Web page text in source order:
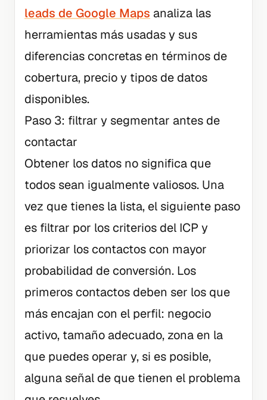
leads de Google Maps analiza las
herramientas más usadas y sus
diferencias concretas en términos de
cobertura, precio y tipos de datos
disponibles.
Paso 3: filtrar y segmentar antes de
contactar
Obtener los datos no significa que
todos sean igualmente valiosos. Una
vez que tienes la lista, el siguiente paso
es filtrar por los criterios del ICP y
priorizar los contactos con mayor
probabilidad de conversión. Los
primeros contactos deben ser los que
más encajan con el perfil: negocio
activo, tamaño adecuado, zona en la
que puedes operar y, si es posible,
alguna señal de que tienen el problema